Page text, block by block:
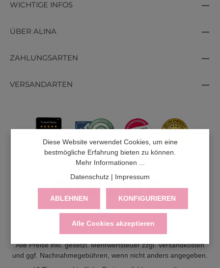
WICHTIGE INFOS
ÜBER ALINA
ZAHLUNGSARTEN
VERSANDARTEN
VERTRAG WIDERRUFEN
Alle Preise inkl. gesetzl. Mehrwertsteuer zzgl.Versandkosten
und ggf. Nachnahmegebühren, wenn nicht anders angegeben.
Diese Website verwendet Cookies, um eine
bestmögliche Erfahrung bieten zu können.
Mehr Informationen ...
Datenschutz | Impressum
ABLEHNEN KONFIGURIEREN
Alle Cookies akzeptieren